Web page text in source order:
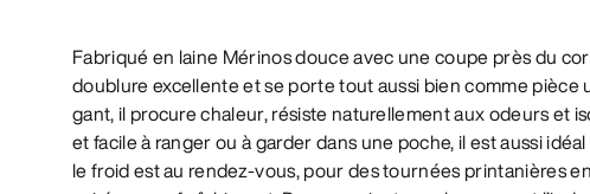
Fabriqué en laine Mérinos douce avec une coupe près du
doublure excellente et se porte tout aussi bien comme pièce
gant, il procure chaleur, résiste naturellement aux odeurs et
et facile à ranger ou à garder dans une poche, il est aussi
le froid est au rendez-vous, pour des tournées printanières